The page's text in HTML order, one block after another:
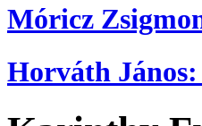
Móricz
Horváth